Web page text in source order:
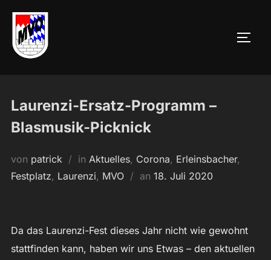
Inhalt
springen
Laurenzi-Ersatz-Programm –
Blasmusik-Picknick
von patrick in Aktuelles, Corona, Erleinsbacher,
Festplatz, Laurenzi, MVO an Veröffentlicht
18. Juli 2020
Da das Laurenzi-Fest dieses Jahr nicht wie gewohnt
stattfinden kann, haben wir uns Etwas – den aktuellen